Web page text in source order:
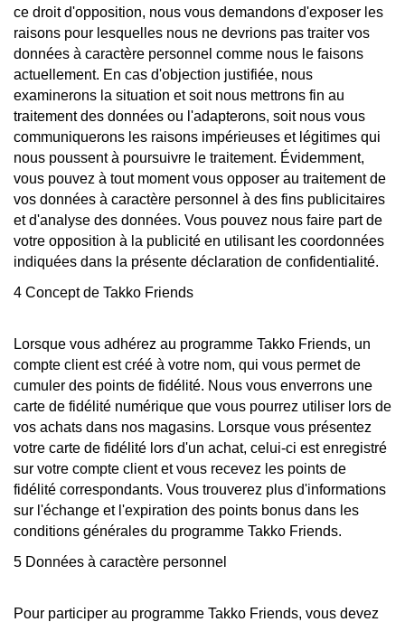
ce droit d'opposition, nous vous demandons d'exposer les
raisons pour lesquelles nous ne devrions pas traiter vos
données à caractère personnel comme nous le faisons
actuellement. En cas d'objection justifiée, nous
examinerons la situation et soit nous mettrons fin au
traitement des données ou l'adapterons, soit nous vous
communiquerons les raisons impérieuses et légitimes qui
nous poussent à poursuivre le traitement. Évidemment,
vous pouvez à tout moment vous opposer au traitement de
vos données à caractère personnel à des fins publicitaires
et d'analyse des données. Vous pouvez nous faire part de
votre opposition à la publicité en utilisant les coordonnées
indiquées dans la présente déclaration de confidentialité.
4 Concept de Takko Friends
Lorsque vous adhérez au programme Takko Friends, un
compte client est créé à votre nom, qui vous permet de
cumuler des points de fidélité. Nous vous enverrons une
carte de fidélité numérique que vous pourrez utiliser lors de
vos achats dans nos magasins. Lorsque vous présentez
votre carte de fidélité lors d'un achat, celui-ci est enregistré
sur votre compte client et vous recevez les points de
fidélité correspondants. Vous trouverez plus d'informations
sur l'échange et l'expiration des points bonus dans les
conditions générales du programme Takko Friends.
5 Données à caractère personnel
Pour participer au programme Takko Friends, vous devez